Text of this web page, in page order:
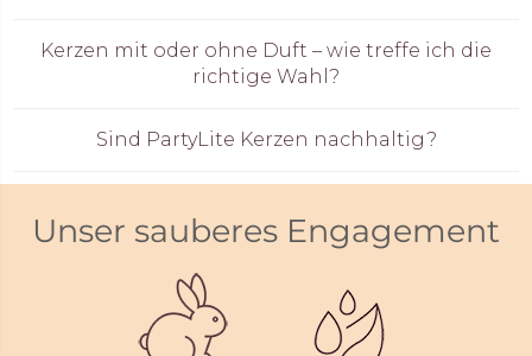
Kerzen mit oder ohne Duft – wie treffe ich die
richtige Wahl?
Sind PartyLite Kerzen nachhaltig?
Unser sauberes Engagement